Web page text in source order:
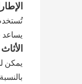
يساعد
يمكن